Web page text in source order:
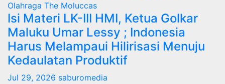
Olahraga The Moluccas
Isi Materi LK-III HMI, Ketua Golkar
Maluku Umar Lessy ; Indonesia
Harus Melampaui Hilirisasi Menuju
Kedaulatan Produktif
Jul 29, 2026 saburomedia